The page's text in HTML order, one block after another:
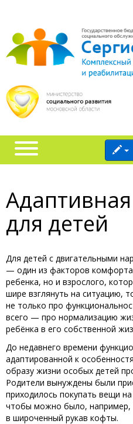
для детей
Для детей с двигательными
— один из факторов
ребенка, но и взрослого,
шире взглянуть на ситуацию,
не только про
всего — про нормализацию
ребёнка в его собственной
До недавнего времени
адаптированной к
образу жизни особых детей
Родители вынуждены были
приходилось покупать вещи
чтобы можно было, например,
в широченный рукав кофты.